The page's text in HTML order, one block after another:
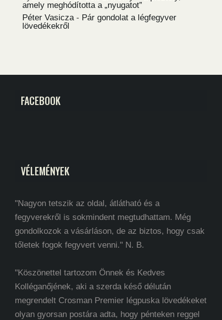
amely meghódította a „nyugatot”
Péter Vasicza- Pár gondolat a légfegyver
lövedékekről
FACEBOOK
VÉLEMÉNYEK
"Nagyon tetszik az oldal, átlátható és a
fegyverekről is sokmindent megtudhattam. Még
gondolkozok a vásárláson, de az biztos, hogy csak
tőletek fogok fegyvert venni." N. B.
"Köszönettel tartozom Önnek és Kedves
Kolléganőjének, aki a szerda késő délután
megrendelt Crosman Premier légpuska lövedékeket
olyan gyorsan postára adta, hogy pénteken reggel